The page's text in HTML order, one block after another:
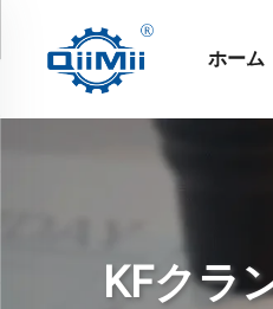
ホーム
KFクラ